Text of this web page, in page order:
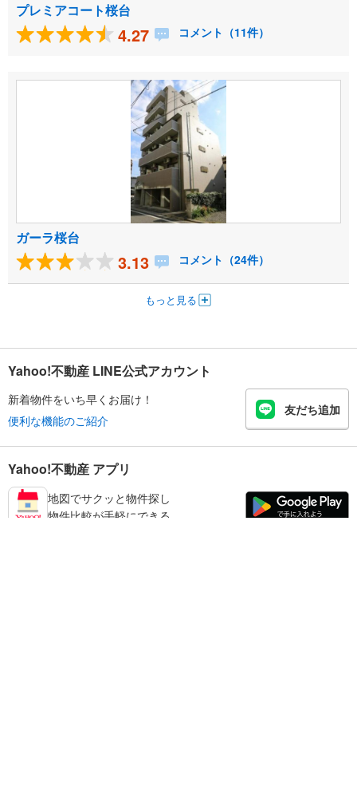
プレミアコート桜台
4.27 コメント（11件）
ガーラ桜台
3.13 コメント（24件）
もっと見る
Yahoo!不動産 LINE公式アカウント
新着物件をいち早くお届け！
便利な機能のご紹介
友だち追加
Yahoo!不動産 アプリ
地図でサクッと物件探し
物件比較が手軽にできる